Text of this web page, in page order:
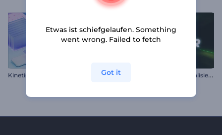
K
inetische Objekte Musik-Visualizer F
uturistischer Tunnel-Visualisierer
Etwas ist schiefgelaufen. Something
went wrong. Failed to fetch
Got it